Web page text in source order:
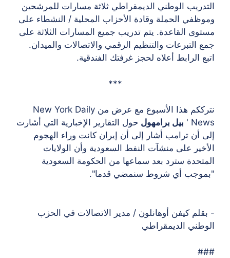
الوطني الديمقراطي ثلاثة مسارات للمرشحين
الحملة وقادة الأحزاب المحلية / النشطاء على
القاعدة. يتم تدريب جميع المسارات الثلاثة على
التبرعات والتنظيم الرقمي والاتصالات والميدان.
الرابط أعلاه لحجز غرفتك الفندقية.
نترككم هذا الأسبوع مع عرض من New York Daily
بيل برامهول حول التقارير الإخبارية التي أشارت
أن ترامب أشار إلى أن إيران كانت وراء الهجوم
على منشآت النفط السعودية وأن الولايات
سترد بعد سماعها من الحكومة السعودية
أي شروط سنمضي قدما".
كيفن أوهانلون / مدير الاتصالات في الحزب
الديمقراطي